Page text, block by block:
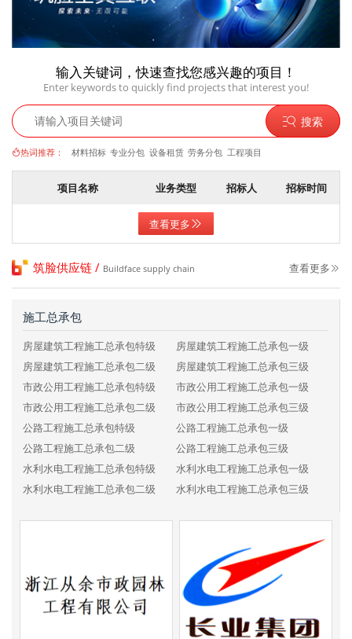
输入关键词，快速查找您感兴趣的项目！
Enter keywords to quickly find projects that interest you!
搜索
热词推荐： 材料招标 专业分包 设备租赁 劳务分包 工程项目
项目名称 业务类型 招标人 招标时间
查看更多
筑脸供应链 / Buildface supply chain 查看更多
施工总承包
房屋建筑工程施工总承包特级
房屋建筑工程施工总承包一级
房屋建筑工程施工总承包二级
房屋建筑工程施工总承包三级
市政公用工程施工总承包特级
市政公用工程施工总承包一级
市政公用工程施工总承包二级
市政公用工程施工总承包三级
公路工程施工总承包特级
公路工程施工总承包一级
公路工程施工总承包二级
公路工程施工总承包三级
水利水电工程施工总承包特级
水利水电工程施工总承包一级
水利水电工程施工总承包二级
水利水电工程施工总承包三级
铁路工程施工总承包一级
铁路工程施工总承包三级
港口与航道工程施工总承包特级
港口与航道工程施工总承包一级
港口与航道工程施工总承包二级
矿山工程施工总承包一级